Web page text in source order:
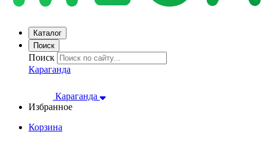
Каталог
Поиск
Поиск
Караганда
Караганда
Избранное
Корзина